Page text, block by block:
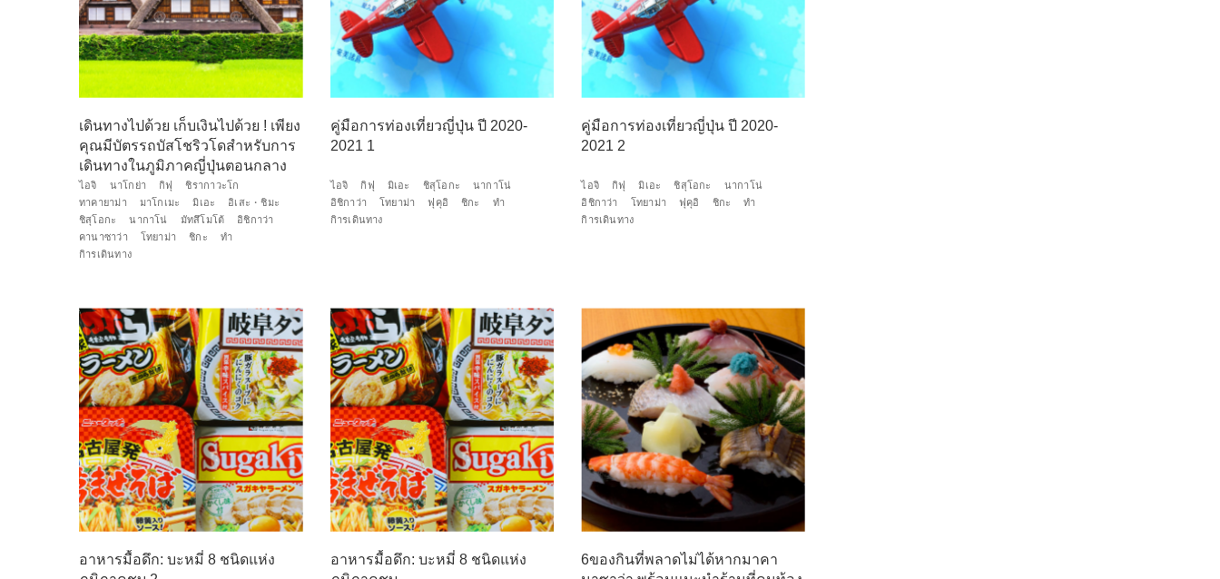
เดินทางไปด้วย เก็บเงินไปด้วย ! เพียง
คุณมีบัตรรถบัสโชริวโดสำหรับการ
เดินทางในภูมิภาคญี่ปุ่นตอนกลาง
ไอจิ นาโกย่า กิฟุ
ชิรากาวะโก
ทาคายาม่า
มาโกเมะ มิเอะ
อิเสะ・ชิมะ
ชิสุโอกะ
นากาโน่ มัทสึโมโต้
อิชิกาว่า
คานาซาว่า
โทยาม่า ชิกะ
ทำ
กิารเดินทาง
คู่มือการท่องเที่ยวญี่ปุ่น ปี 2020-
2021 1
ไอจิ กิฟุ มิเอะ ชิสุโอกะ
นากาโน่
อิชิกาว่า
โทยาม่า ฟุคุอิ ชิกะ
ทำ
กิารเดินทาง
คู่มือการท่องเที่ยวญี่ปุ่น ปี 2020-
2021 2
ไอจิ กิฟุ มิเอะ ชิสุโอกะ
นากาโน่
อิชิกาว่า
โทยาม่า ฟุคุอิ ชิกะ
ทำ
กิารเดินทาง
อาหารมื้อดึก: บะหมี่ 8 ชนิดแห่ง
อาหารมื้อดึก: บะหมี่ 8 ชนิดแห่ง
6ของกินที่พลาดไม่ได้หากมาคา